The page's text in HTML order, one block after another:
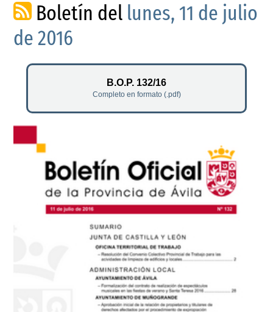
Boletín del lunes, 11 de julio
de 2016
B.O.P. 132/16
Completo en formato (.pdf)